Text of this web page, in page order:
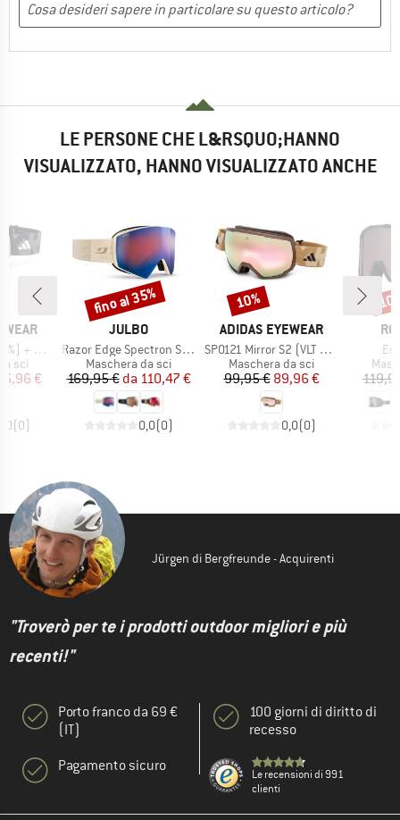
LE PERSONE CHE L&RSQUO;HANNO
VISUALIZZATO, HANNO VISUALIZZATO ANCHE
29%)
sci
ridotto
€
(0)
MARCHIO
JULBO
Articolo
Razor Edge Spectron S3 (VLT 15%)
Gruppo di prodotti
Maschera da sci
Prezzo
169,95 € Prezzo ridotto
da 110,47 €
0,0(0)
Sconto
fino al 35%
MARCHIO
ADIDAS EYEWEAR
Articolo
SP0121 Mirror S2 (VLT 27%)
Gruppo di prodotti
Maschera da sci
Prezzo
99,95 €Prezzo ridotto
89,96 €
0,0(0)
Sconto
10%
Jürgen di Bergfreunde - Acquirenti
"Troverò per te i prodotti outdoor migliori e più
recenti!"
Porto franco da 69 €
(IT)
Pagamento sicuro
100 giorni di diritto di
recesso
Le recensioni di 991
clienti